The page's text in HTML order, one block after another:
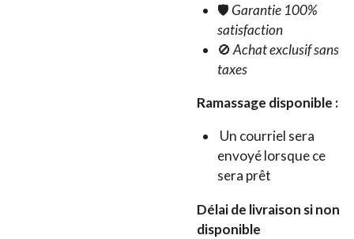
🛡️Garantie 100%
satisfaction
🚫Achat exclusif sans
taxes
Ramassage disponible :
Un courriel sera
envoyé lorsque ce
sera prêt
Délai de livraison si non
disponible